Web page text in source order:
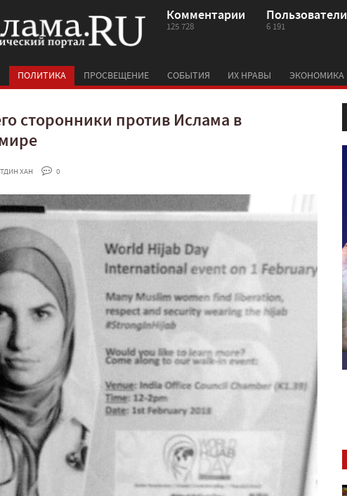
Комментарии
125 728
Пользователи
6 191
ПОЛИТИКА ПРОСВЕЩЕНИЕ СОБЫТИЯ ИХ НРАВЫ ЭКОНОМИКА
сторонники против Ислама в
ХАН 0